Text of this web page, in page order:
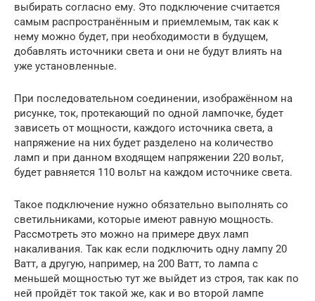
выбирать согласно ему. Это подключение считается
самым распространённым и приемлемым, так как к
нему можно будет, при необходимости в будущем,
добавлять источники света и они не будут влиять на
уже установленные.
При последовательном соединении, изображённом на
рисунке, ток, протекающий по одной лампочке, будет
зависеть от мощности, каждого источника света, а
напряжение на них будет разделено на количество
ламп и при данном входящем напряжении 220 вольт,
будет равняется 110 вольт на каждом источнике света.
Такое подключение нужно обязательно выполнять со
светильниками, которые имеют равную мощность.
Рассмотреть это можно на примере двух ламп
накаливания. Так как если подключить одну лампу 20
Ватт, а другую, например, на 200 Ватт, то лампа с
меньшей мощностью тут же выйдет из строя, так как по
ней пройдёт ток такой же, как и во второй лампе